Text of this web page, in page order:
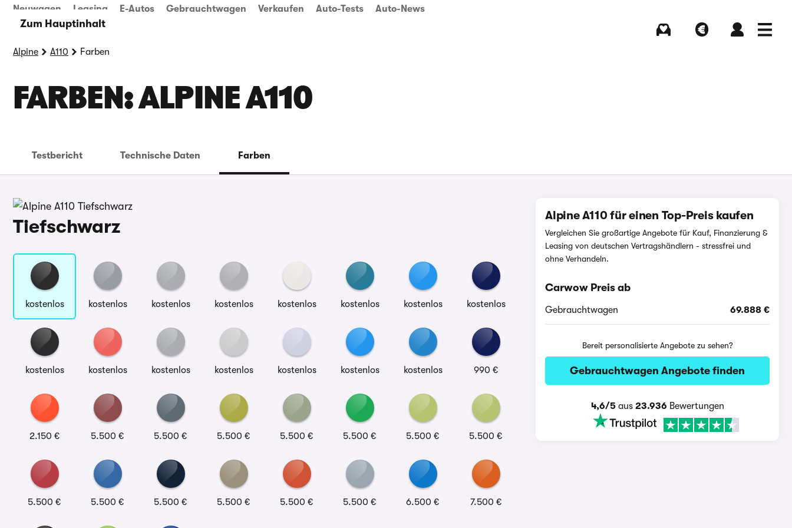
Zum Hauptinhalt
Neuwagen Leasing E-Autos Gebrauchtwagen Verkaufen Auto-Tests Auto-News
Alpine A110 Farben
FARBEN: ALPINE A110
Testbericht Technische Daten Farben
Tiefschwarz
kostenlos kostenlos kostenlos kostenlos kostenlos kostenlos kostenlos kostenlos
kostenlos kostenlos kostenlos kostenlos kostenlos kostenlos kostenlos 990 €
2.150 € 5.500 € 5.500 € 5.500 € 5.500 € 5.500 € 5.500 € 5.500 €
5.500 € 5.500 € 5.500 € 5.500 € 5.500 € 5.500 € 6.500 € 7.500 €
Alpine A110 für einen Top-Preis kaufen
Vergleichen Sie großartige Angebote für Kauf, Finanzierung &
Leasing von deutschen Vertragshändlern - stressfrei und
ohne Verhandeln.
Carwow Preis ab
Gebrauchtwagen 69.888 €
Bereit personalisierte Angebote zu sehen?
Gebrauchtwagen Angebote finden
4,6/5aus 23.936 Bewertungen